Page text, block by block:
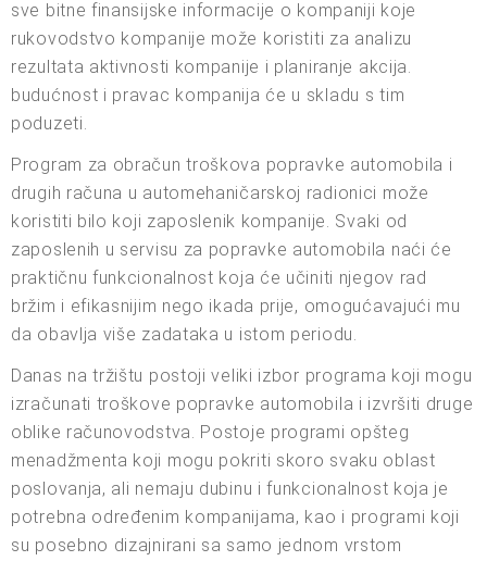
sve bitne finansijske informacije o kompaniji koje
rukovodstvo kompanije može koristiti za analizu
rezultata aktivnosti kompanije i planiranje akcija.
budućnost i pravac kompanija će u skladu s tim
poduzeti.
Program za obračun troškova popravke automobila i
drugih računa u automehaničarskoj radionici može
koristiti bilo koji zaposlenik kompanije. Svaki od
zaposlenih u servisu za popravke automobila naći će
praktičnu funkcionalnost koja će učiniti njegov rad
bržim i efikasnijim nego ikada prije, omogućavajući mu
da obavlja više zadataka u istom periodu.
Danas na tržištu postoji veliki izbor programa koji mogu
izračunati troškove popravke automobila i izvršiti druge
oblike računovodstva. Postoje programi opšteg
menadžmenta koji mogu pokriti skoro svaku oblast
poslovanja, ali nemaju dubinu i funkcionalnost koja je
potrebna određenim kompanijama, kao i programi koji
su posebno dizajnirani sa samo jednom vrstom